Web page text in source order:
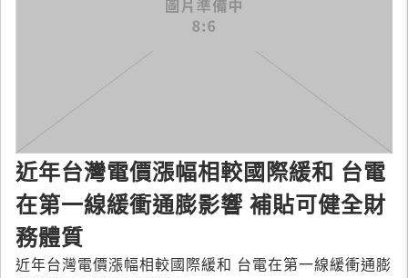
近年台灣電價漲幅相較國際緩和 台電
在第一線緩衝通膨影響 補貼可健全財
務體質
近年台灣電價漲幅相較國際緩和 台電在第一線緩衝通膨